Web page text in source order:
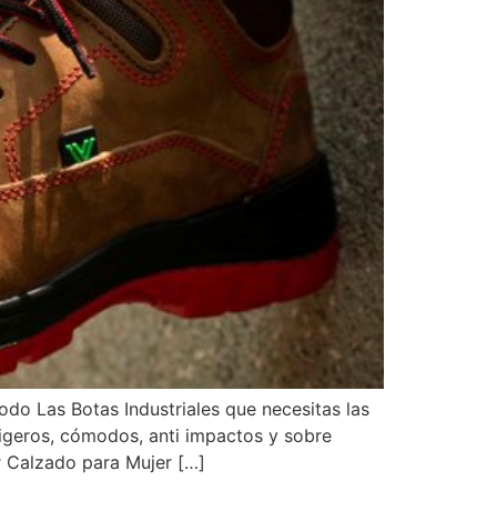
Las Botas Industriales que necesitas las
cómodos, anti impactos y sobre
Calzado para Mujer […]